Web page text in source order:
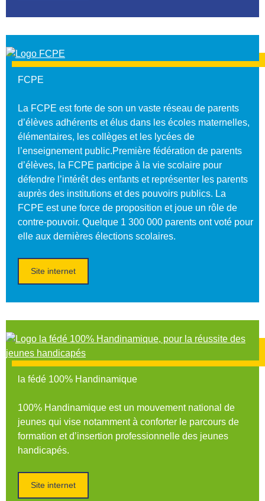
FCPE
La FCPE est forte de son un vaste réseau de parents
d’élèves adhérents et élus dans les écoles maternelles,
élémentaires, les collèges et les lycées de
l’enseignement public.Première fédération de parents
d’élèves, la FCPE participe à la vie scolaire pour
défendre l’intérêt des enfants et représenter les parents
auprès des institutions et des pouvoirs publics. La
FCPE est une force de proposition et joue un rôle de
contre-pouvoir. Quelque 1 300 000 parents ont voté pour
elle aux dernières élections scolaires.
Site internet
la fédé 100% Handinamique
100% Handinamique est un mouvement national de
jeunes qui vise notamment à conforter le parcours de
formation et d’insertion professionnelle des jeunes
handicapés.
Site internet